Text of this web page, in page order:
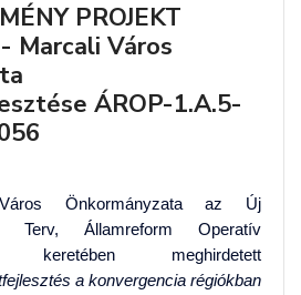
PROJEKT
Marcali Város
ÁROP-1.A.5-
Önkormányzata az Új
Terv, Államreform Operatív
keretében meghirdetett
a konvergencia régiókban